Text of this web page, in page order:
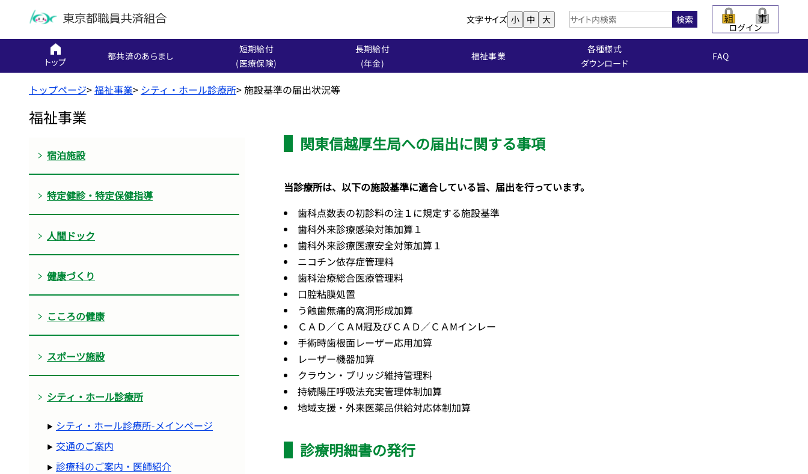
文字サイズ 小 中 大 検索
トップ 都共済のあらまし
短期給付
(医療保険)
長期給付
(年金)
福祉事業
各種様式
ダウンロード
FAQ
トップページ>福祉事業> シティ・ホール診療所>施設基準の届出状況等
福祉事業
宿泊施設
特定健診・特定保健指導
人間ドック
健康づくり
こころの健康
スポーツ施設
シティ・ホール診療所
シティ・ホール診療所-メインページ
交通のご案内
診療科のご案内・医師紹介
関東信越厚生局への届出に関する事項
当診療所は、以下の施設基準に適合している旨、届出を行っています。
歯科点数表の初診料の注１に規定する施設基準
歯科外来診療感染対策加算１
歯科外来診療医療安全対策加算１
ニコチン依存症管理料
歯科治療総合医療管理料
口腔粘膜処置
う蝕歯無痛的窩洞形成加算
ＣＡＤ／ＣＡM冠及びＣＡＤ／ＣＡMインレー
手術時歯根面レーザー応用加算
レーザー機器加算
クラウン・ブリッジ維持管理料
持続陽圧呼吸法充実管理体制加算
地域支援・外来医薬品供給対応体制加算
診療明細書の発行